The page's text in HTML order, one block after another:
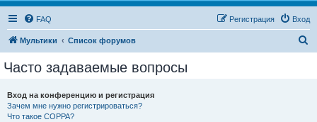
FAQ Вход
Регистрация
Мультики Список форумов
Часто задаваемые вопросы
Вход на конференцию и регистрация
Зачем мне нужно регистрироваться?
Что такое COPPA?